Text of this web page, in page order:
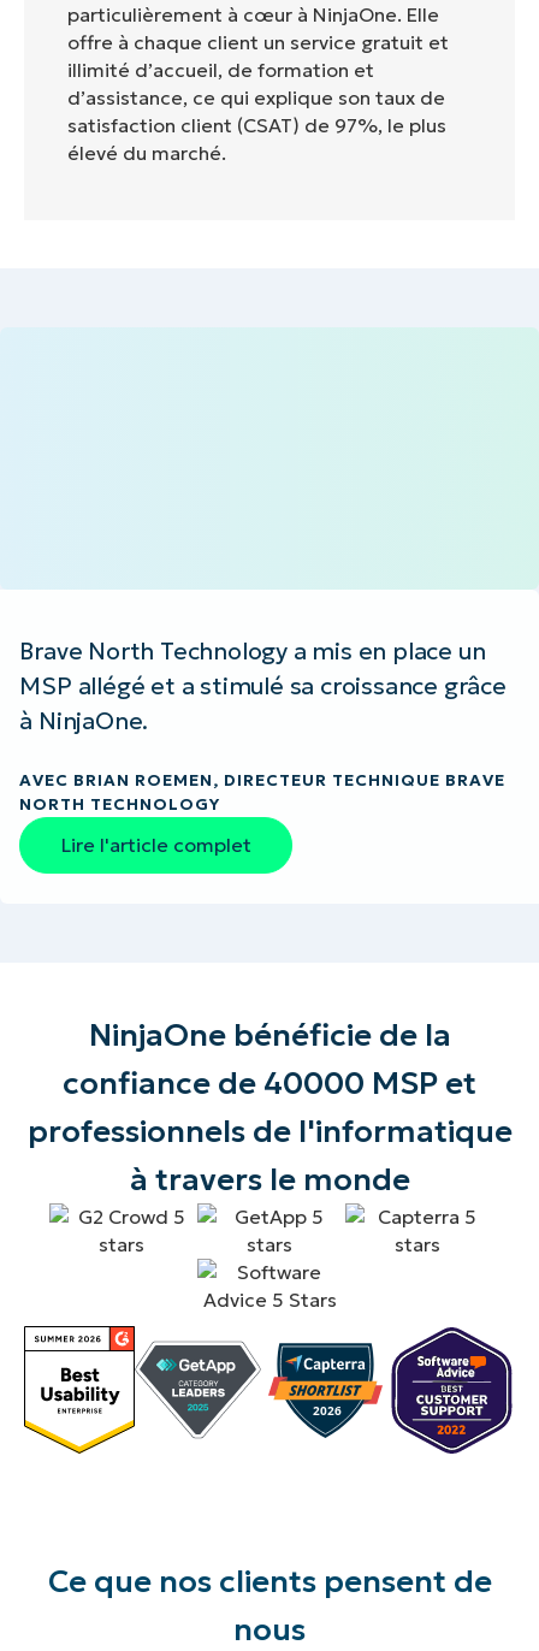
particulièrement à cœur à NinjaOne. Elle
offre à chaque client un service gratuit et
illimité d’accueil, de formation et
d’assistance, ce qui explique son taux de
satisfaction client (CSAT) de 97%, le plus
élevé du marché.
Brave North Technology a mis en place un
MSP allégé et a stimulé sa croissance grâce
à NinjaOne.
AVEC BRIAN ROEMEN, DIRECTEUR TECHNIQUE BRAVE
NORTH TECHNOLOGY
Lire l'article complet
NinjaOne bénéficie de la
confiance de 40000 MSP et
professionnels de l'informatique
à travers le monde
Ce que nos clients pensent de
nous